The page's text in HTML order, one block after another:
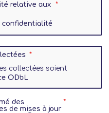
relative aux
confidentialité
collectées soient
ODbL
des
de mises à jour